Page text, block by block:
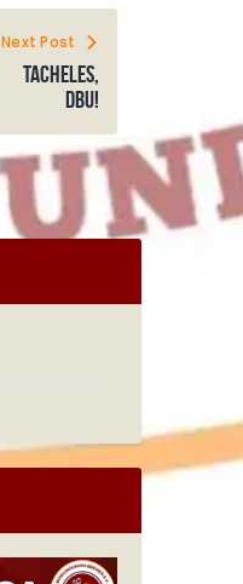
Next Post
Tacheles,
DBU!